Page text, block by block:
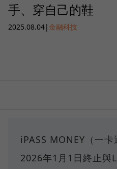
手、穿自己的鞋
2025.08.04|金融科技
iPASS MONEY（一
2026年1月1日終止與